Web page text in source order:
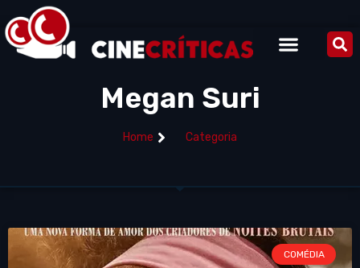
Megan Suri
Home Categoria
COMÉDIA